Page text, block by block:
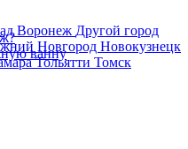
Воронеж Другой город
Новгород Новокузнецк
Тольятти Томск
ванну